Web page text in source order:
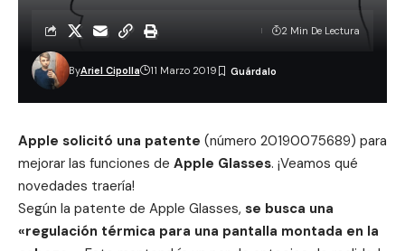
ByAriel Cipolla 11 Marzo 2019
2 Min De Lectura
Apple solicitó una patente (número 20190075689) para
mejorar las funciones de Apple Glasses. ¡Veamos qué
novedades traería!
Según la patente de Apple Glasses, se busca una
«regulación térmica para una pantalla montada en la